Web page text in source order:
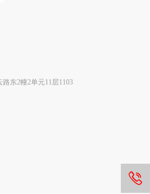
东2幢2单元11层1103